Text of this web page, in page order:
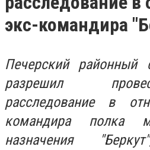
экс-командира
Печерский районный
разрешил
расследование в
командира полка
назначения